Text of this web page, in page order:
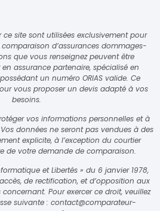
ce site sont utilisées exclusivement pour
d’assurances dommages-
que vous renseignez peuvent être
assurance partenaire, spécialisé en
un numéro ORIAS valide. Ce
vous proposer un devis adapté à vos
besoins.
vos informations personnelles et à
données ne seront pas vendues à des
explicite, à l’exception du courtier
de votre demande de comparaison.
et Libertés » du 6 janvier 1978,
de rectification, et d’opposition aux
Pour exercer ce droit, veuillez
suivante : contact@comparateur-